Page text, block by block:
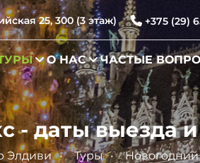
25, 300 (3 этаж) +375 (29)
О НАС ЧАСТЫЕ
- даты выезда
Элдиви Туры